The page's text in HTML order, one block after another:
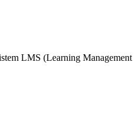
LMS (Learning Management